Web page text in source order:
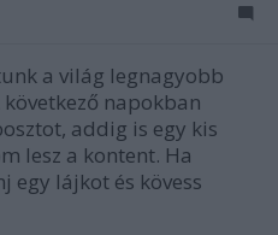
a világ legnagyobb
napokban
addig is egy kis
lesz a kontent. Ha
egy lájkot és kövess